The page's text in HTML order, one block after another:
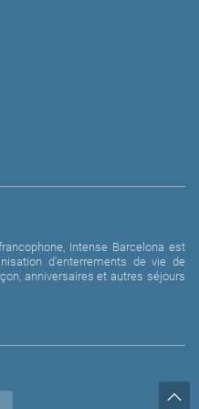
Intense Barcelona est
d'enterrements de vie de
anniversaires et autres séjours